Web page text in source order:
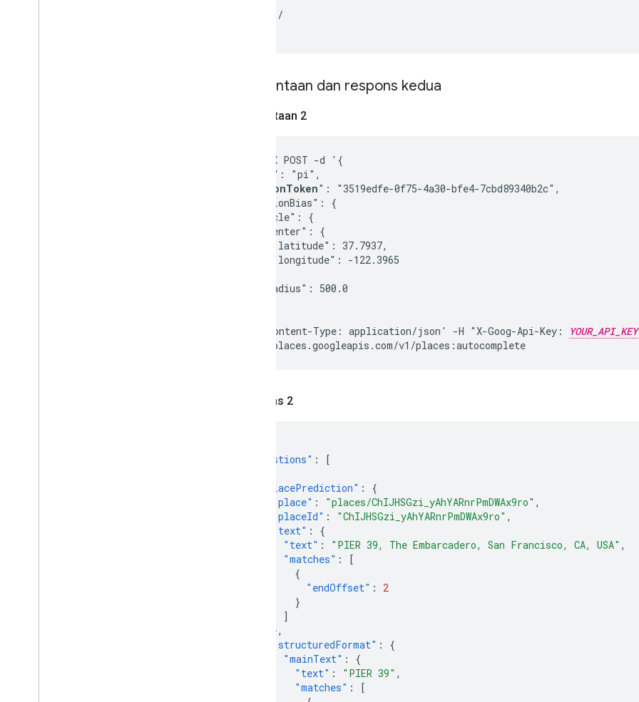
/
Permintaan dan respons kedua
Permintaan 2
curl -X POST -d '{
  "input": "pi",
sessionToken": "3519edfe-0f75-4a30-bfe4-7cbd89340b2c",
  "locationBias": {
    "circle": {
      "center": {
        "latitude": 37.7937,
        "longitude": -122.3965
      "radius": 500.0
}' -H 'Content-Type: application/json' -H "X-Goog-Api-Key:
YOUR_API_KEY
Respons 2
"suggestions" :
[
"placePrediction" :
{
"place" : "places/ChIJHSGzi_yAhYARnrPmDWAx9ro" ,
"placeId" : "ChIJHSGzi_yAhYARnrPmDWAx9ro" ,
"text" :
{
"text" : "PIER 39, The Embarcadero, San Francisco, CA, USA" ,
"matches" :
[
{
"endOffset" :
2
}
]
},
"structuredFormat" :
{
"mainText" :
{
"text" : "PIER 39" ,
"matches" :
[